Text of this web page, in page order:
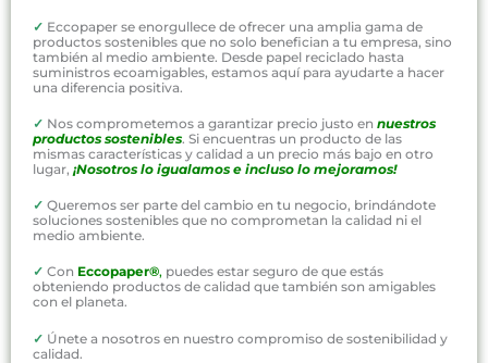
✓ Eccopaper se enorgullece de ofrecer una amplia gama de
productos sostenibles que no solo benefician a tu empresa, sino
también al medio ambiente. Desde papel reciclado hasta
suministros ecoamigables, estamos aquí para ayudarte a hacer
una diferencia positiva.
✓ Nos comprometemos a garantizar precio justo en nuestros
productos sostenibles. Si encuentras un producto de las
mismas características y calidad a un precio más bajo en otro
lugar, ¡Nosotros lo igualamos e incluso lo mejoramos!
✓ Queremos ser parte del cambio en tu negocio, brindándote
soluciones sostenibles que no comprometan la calidad ni el
medio ambiente.
✓ Con Eccopaper®, puedes estar seguro de que estás
obteniendo productos de calidad que también son amigables
con el planeta.
✓ Únete a nosotros en nuestro compromiso de sostenibilidad y
calidad.